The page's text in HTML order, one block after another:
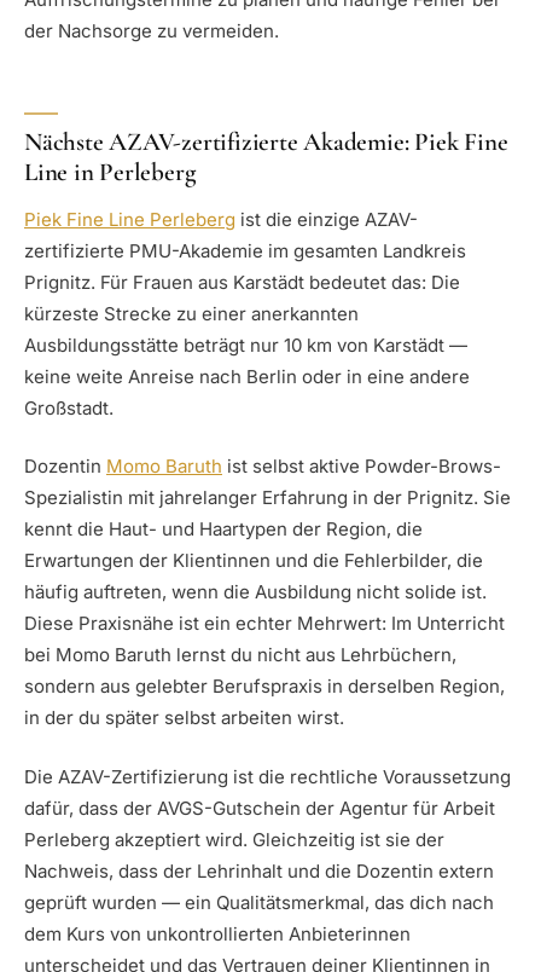
der Nachsorge zu vermeiden.
Nächste AZAV-zertifizierte Akademie: Piek Fine
Line in Perleberg
Piek Fine Line Perleberg ist die einzige AZAV-
zertifizierte PMU-Akademie im gesamten Landkreis
Prignitz. Für Frauen aus Karstädt bedeutet das: Die
kürzeste Strecke zu einer anerkannten
Ausbildungsstätte beträgt nur 10 km von Karstädt —
keine weite Anreise nach Berlin oder in eine andere
Großstadt.
Dozentin Momo Baruth ist selbst aktive Powder-Brows-
Spezialistin mit jahrelanger Erfahrung in der Prignitz. Sie
kennt die Haut- und Haartypen der Region, die
Erwartungen der Klientinnen und die Fehlerbilder, die
häufig auftreten, wenn die Ausbildung nicht solide ist.
Diese Praxisnähe ist ein echter Mehrwert: Im Unterricht
bei Momo Baruth lernst du nicht aus Lehrbüchern,
sondern aus gelebter Berufspraxis in derselben Region,
in der du später selbst arbeiten wirst.
Die AZAV-Zertifizierung ist die rechtliche Voraussetzung
dafür, dass der AVGS-Gutschein der Agentur für Arbeit
Perleberg akzeptiert wird. Gleichzeitig ist sie der
Nachweis, dass der Lehrinhalt und die Dozentin extern
geprüft wurden — ein Qualitätsmerkmal, das dich nach
dem Kurs von unkontrollierten Anbieterinnen
unterscheidet und das Vertrauen deiner Klientinnen in